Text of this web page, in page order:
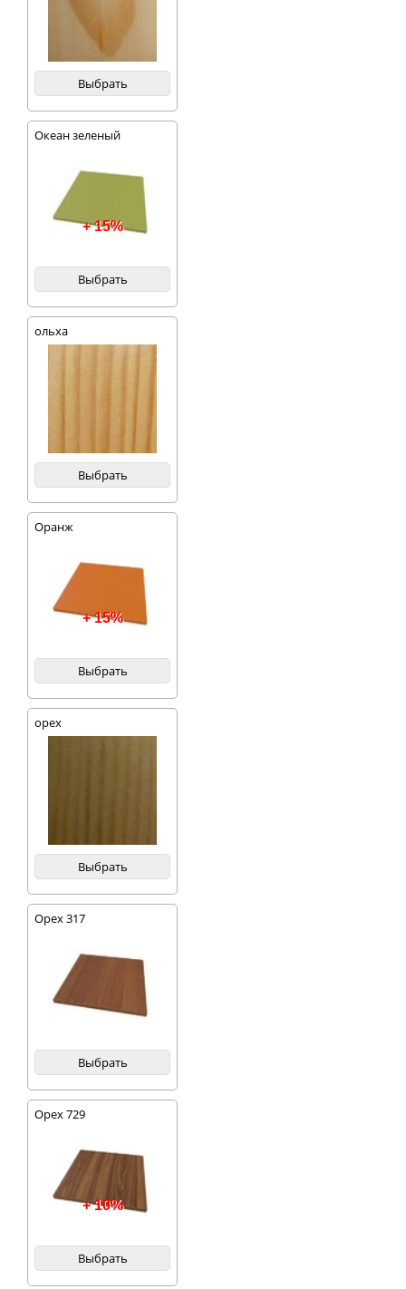
Выбрать
Океан зеленый
+ 15%
Выбрать
ольха
Выбрать
Оранж
+ 15%
Выбрать
орех
Выбрать
Орех 317
Выбрать
Орех 729
+ 10%
Выбрать